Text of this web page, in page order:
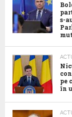
s-
pe
în